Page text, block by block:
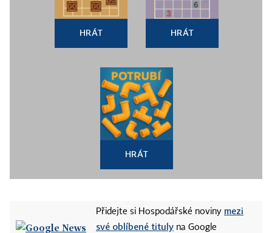
HRÁT HRÁT
HRÁT
Přidejte si Hospodářské noviny mezi
své oblíbené tituly na Google